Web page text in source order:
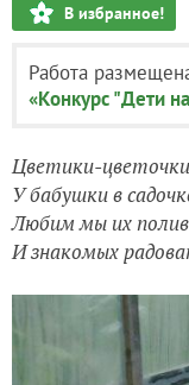
В избранное!
Работа
«Конкурс "Дети
Цветики-цветочки
У бабушки в
Любим мы их
И знакомых